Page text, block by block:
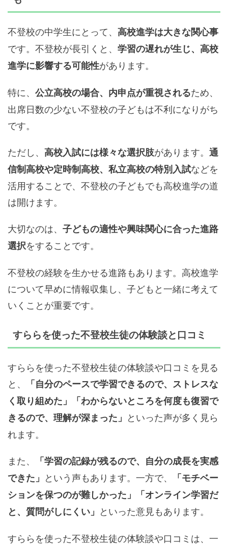
不登校の中学生にとって、 高校進学は大きな関心事
です。不登校が長引くと、 学習の遅れが生じ、高校
進学に影響する可能性があります。
特に、 公立高校の場合、内申点が重視されるため、
出席日数の少ない不登校の子どもは不利になりがち
です。
ただし、 高校入試には様々な選択肢があります。 通
信制高校や定時制高校、私立高校の特別入試などを
活用することで、不登校の子どもでも高校進学の道
は開けます。
大切なのは、 子どもの適性や興味関心に合った進路
選択をすることです。
不登校の経験を生かせる進路もあります。高校進学
について早めに情報収集し、子どもと一緒に考えて
いくことが重要です。
すららを使った不登校生徒の体験談と口コミ
すららを使った不登校生徒の体験談や口コミを見る
と、
「自分のペースで学習できるので、ストレスな
く取り組めた」「わからないところを何度も復習で
きるので、理解が深まった」 といった声が多く見ら
れます。
また、
「学習の記録が残るので、自分の成長を実感
できた」 という声もあります。一方で、
「モチベー
ションを保つのが難しかった」「オンライン学習だ
と、質問がしにくい」 といった意見もあります。
すららを使った不登校生徒の体験談や口コミは、一